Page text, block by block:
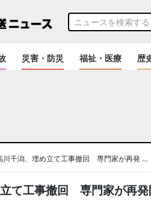
災害・防災 福祉・医療 歴
川干潟、埋め立て工事撤回 専門家が再発 …
て工事撤回 専門家が再